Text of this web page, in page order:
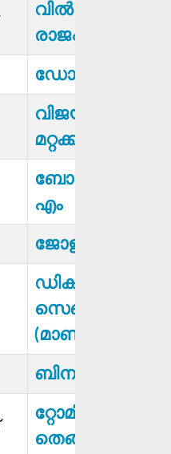
വില്‍സൺ
രാജപ്പൻ
ഡോളി തോമസ്
വിജയകുമാർ
മറ്റക്കര
ബോബസ് കെ
എം
ജോളി റോയി
ഡിക്ളാർക്ക്
സെബാസ്റ്റ്യൻ
(മാണികുഞ്ഞ്)
ബിനു (ബീന)
റ്റോമി
തെങ്ങുംപള്ളിൽ